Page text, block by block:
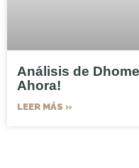
Análisis de
Ahora!
LEER MÁS »